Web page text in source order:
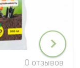
0 отзывов